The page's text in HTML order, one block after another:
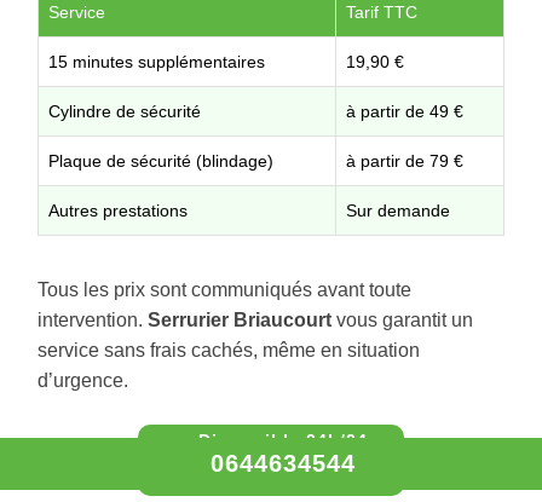
Service Tarif TTC
15 minutes supplémentaires 19,90 €
Cylindre de sécurité à partir de 49 €
Plaque de sécurité (blindage) à partir de 79 €
Autres prestations Sur demande
Tous les prix sont communiqués avant toute
intervention. Serrurier Briaucourt vous garantit un
service sans frais cachés, même en situation
d’urgence.
0644634544
0644634544